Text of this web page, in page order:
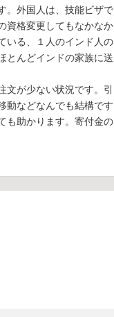
。外国人は、技能ビザで
資格変更してもなかなか
いる、１人のインド人の
とんどインドの家族に送
が少ない状況です。引
動などなんでも結構です
も助かります。寄付金の